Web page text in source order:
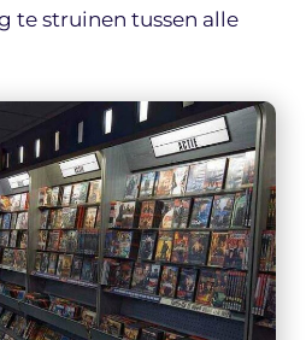
te struinen tussen alle